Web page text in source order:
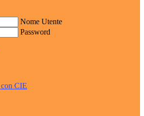
Nome Utente
Password
CIE